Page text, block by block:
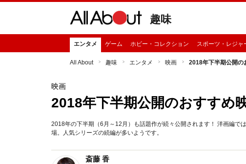
趣味
エンタメ ゲーム ホビー・コレクション スポーツ・レジャ
All About 趣味 エンタメ 映画 2018年下半期公開の
映画
2018年下半期公開のおすすめ
2018年の下半期（6月～12月）も話題作が続々公開されます！ 洋画編で
場。人気シリーズの続編が多いようです。
斎藤 香